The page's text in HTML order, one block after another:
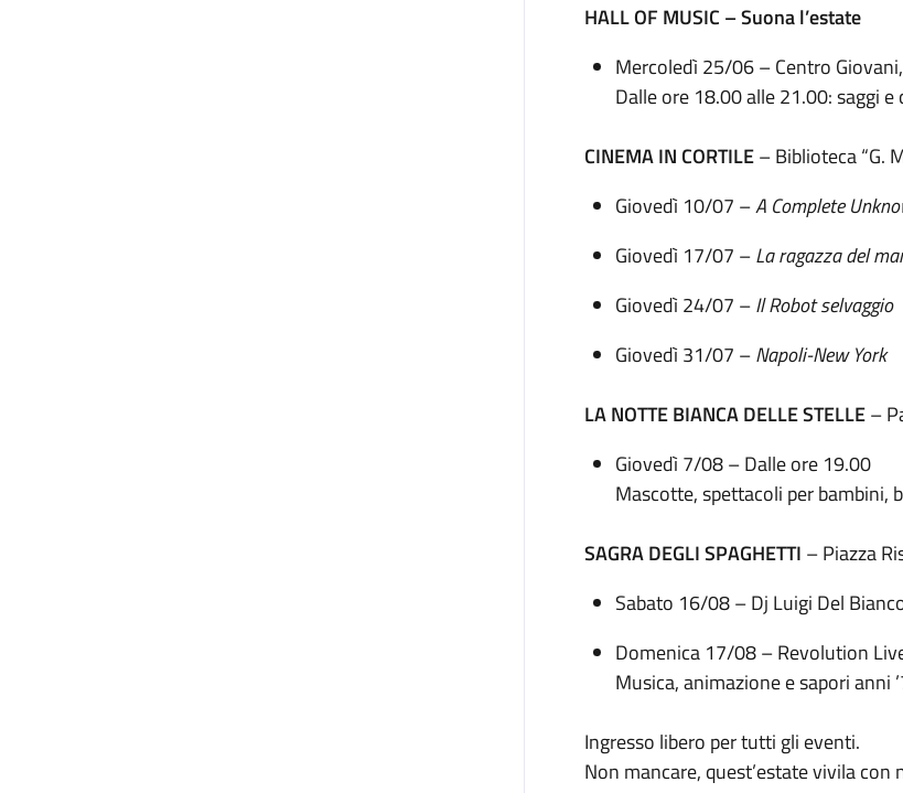
HALL OF MUSIC – Suona l’estate
Mercoledì 25/06 – Centro
Dalle ore 18.00 alle 21.00: saggi
CINEMA IN CORTILE– Biblioteca “G.
Giovedì 10/07 –A Complete
Giovedì 17/07 –La ragazza del
Giovedì 24/07 –Il Robot selvaggio
Giovedì 31/07 –Napoli-New York
LA NOTTE BIANCA DELLE STELLE–
Giovedì 7/08 – Dalle ore 19.00
Mascotte, spettacoli per bambini,
SAGRA DEGLI SPAGHETTI – Piazza
Sabato 16/08 – Dj Luigi Del
Domenica 17/08 – Revolution
Musica, animazione e sapori anni
Ingresso libero per tutti gli eventi.
Non mancare, quest’estate vivila con